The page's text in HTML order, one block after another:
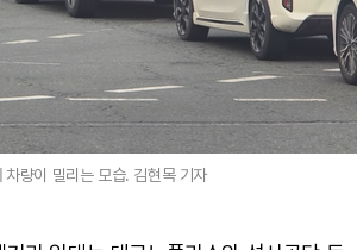
량이 밀리는 모습. 김현목 기자